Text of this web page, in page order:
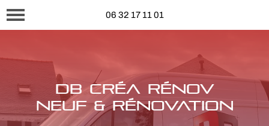
06 32 17 11 01
DB CRÉA RÉNOV
NEUF & RÉNOVATION